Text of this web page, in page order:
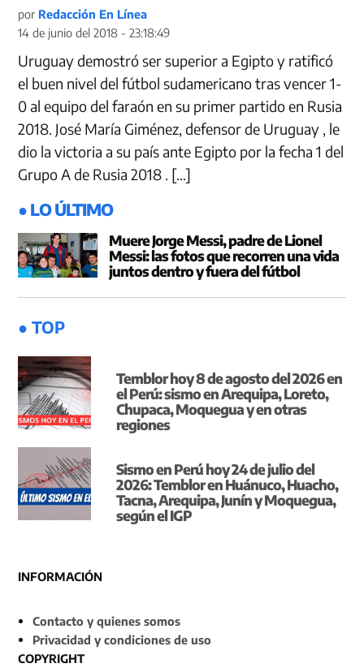
por Redacción En Línea
14 de junio del 2018 - 23:18:49
Uruguay demostró ser superior a Egipto y ratificó
el buen nivel del fútbol sudamericano tras vencer 1-
0 al equipo del faraón en su primer partido en Rusia
2018. José María Giménez, defensor de Uruguay , le
dio la victoria a su país ante Egipto por la fecha 1 del
Grupo A de Rusia 2018 . […]
● LO ÚLTIMO
Muere Jorge Messi, padre de Lionel
Messi: las fotos que recorren una vida
juntos dentro y fuera del fútbol
● TOP
Temblor hoy 8 de agosto del 2026 en
el Perú: sismo en Arequipa, Loreto,
Chupaca, Moquegua y en otras
regiones
Sismo en Perú hoy 24 de julio del
2026: Temblor en Huánuco, Huacho,
Tacna, Arequipa, Junín y Moquegua,
según el IGP
INFORMACIÓN
Contacto y quienes somos
Privacidad y condiciones de uso
COPYRIGHT